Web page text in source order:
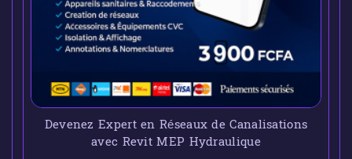
Devenez Expert en Réseaux de Canalisations
avec Revit MEP Hydraulique